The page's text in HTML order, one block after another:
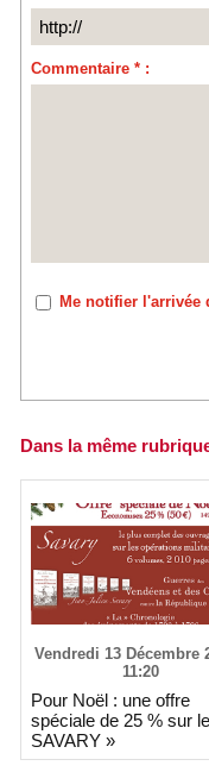
Commentaire * :
Me notifier l'arrivée
Dans la même
Vendredi 13 Décembre
11:20
Pour Noël : une offre
spéciale de 25 % sur
SAVARY »